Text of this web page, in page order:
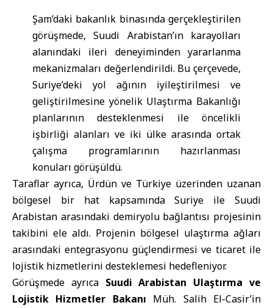
Şam’daki bakanlık binasında gerçekleştirilen
görüşmede, Suudi Arabistan’ın karayolları
alanındaki ileri deneyiminden yararlanma
mekanizmaları değerlendirildi. Bu çerçevede,
Suriye’deki yol ağının iyileştirilmesi ve
geliştirilmesine yönelik Ulaştırma Bakanlığı
planlarının desteklenmesi ile öncelikli
işbirliği alanları ve iki ülke arasında ortak
çalışma programlarının hazırlanması
konuları görüşüldü.
Taraflar ayrıca, Ürdün ve Türkiye üzerinden uzanan
bölgesel bir hat kapsamında Suriye ile Suudi
Arabistan arasındaki demiryolu bağlantısı projesinin
takibini ele aldı. Projenin bölgesel ulaştırma ağları
arasındaki entegrasyonu güçlendirmesi ve ticaret ile
lojistik hizmetlerini desteklemesi hedefleniyor.
Görüşmede ayrıca Suudi Arabistan Ulaştırma ve
Lojistik Hizmetler Bakanı Müh. Salih El-Casir’in